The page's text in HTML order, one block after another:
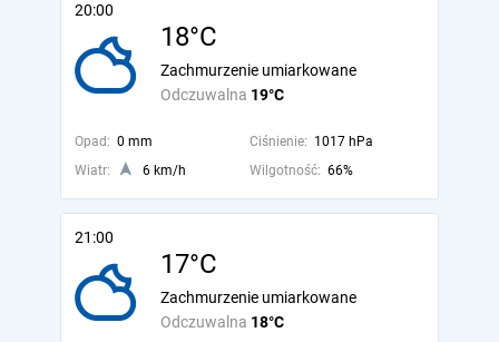
20:00
18°C
Odczuwalna 19°C
Zachmurzenie umiarkowane
Opad: 0 mm Ciśnienie: 1017 hPa
Wiatr:
6 km/h Wilgotność: 66%
21:00
17°C
Odczuwalna 18°C
Zachmurzenie umiarkowane